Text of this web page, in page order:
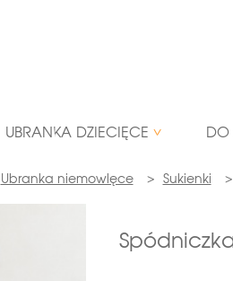
UBRANKA DZIECIĘCE DO
Ubranka niemowlęce > Sukienki >